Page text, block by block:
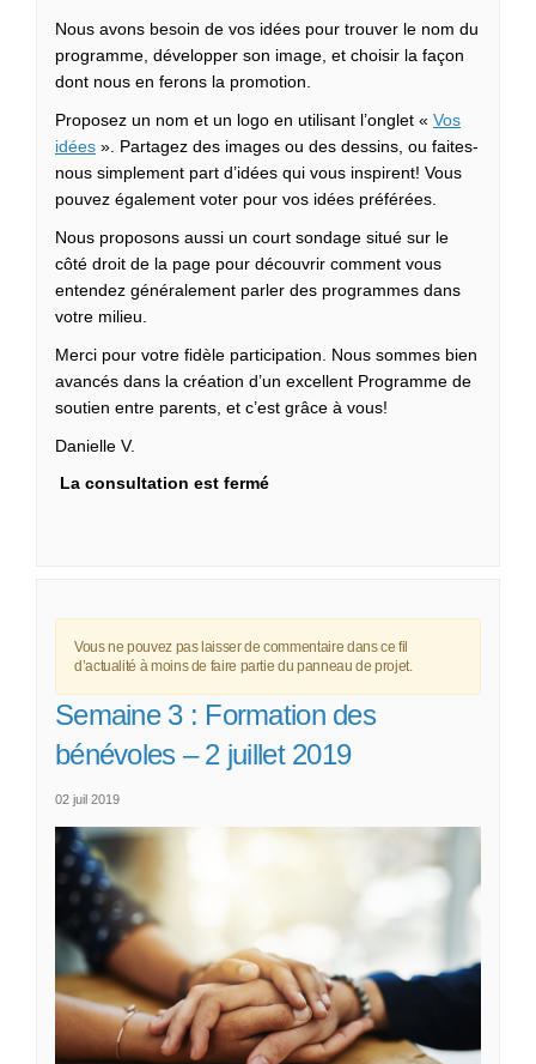
Nous avons besoin de vos idées pour trouver le nom du
programme, développer son image, et choisir la façon
dont nous en ferons la promotion.
Proposez un nom et un logo en utilisant l’onglet « Vos
idées ». Partagez des images ou des dessins, ou faites-
nous simplement part d’idées qui vous inspirent! Vous
pouvez également voter pour vos idées préférées.
Nous proposons aussi un court sondage situé sur le
côté droit de la page pour découvrir comment vous
entendez généralement parler des programmes dans
votre milieu.
Merci pour votre fidèle participation. Nous sommes bien
avancés dans la création d’un excellent Programme de
soutien entre parents, et c’est grâce à vous!
Danielle V.
La consultation est fermé
Vous ne pouvez pas laisser de commentaire dans ce fil
d’actualité à moins de faire partie du panneau de projet.
Semaine 3 : Formation des
bénévoles – 2 juillet 2019
02 juil 2019